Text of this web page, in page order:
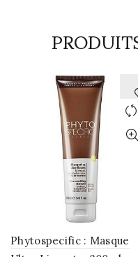
Phytospecific : Masque